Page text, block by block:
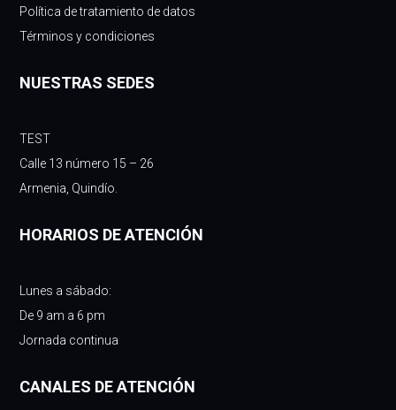
Política de tratamiento de datos
Términos y condiciones
NUESTRAS SEDES
TEST
Calle 13 número 15 – 26
Armenia, Quindío.
HORARIOS DE ATENCIÓN
Lunes a sábado:
De 9 am a 6 pm
Jornada continua
CANALES DE ATENCIÓN